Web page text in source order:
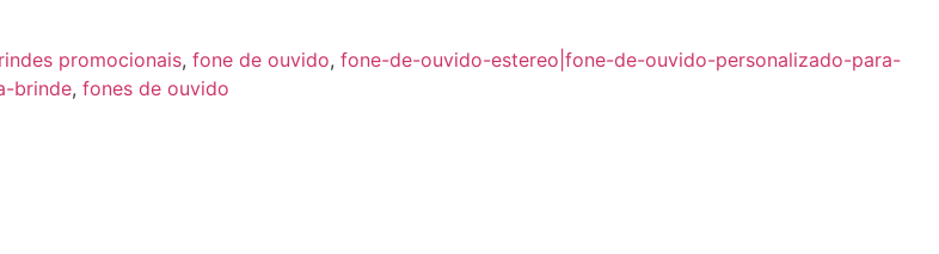
promocionais, fone de ouvido, fone-de-ouvido-estereo|fone-de-ouvido-personalizado-para-
brinde, fones de ouvido